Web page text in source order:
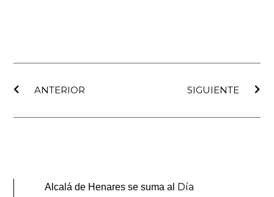
ANTERIOR
SIGUIENTE
Alcalá de Henares se suma al Día